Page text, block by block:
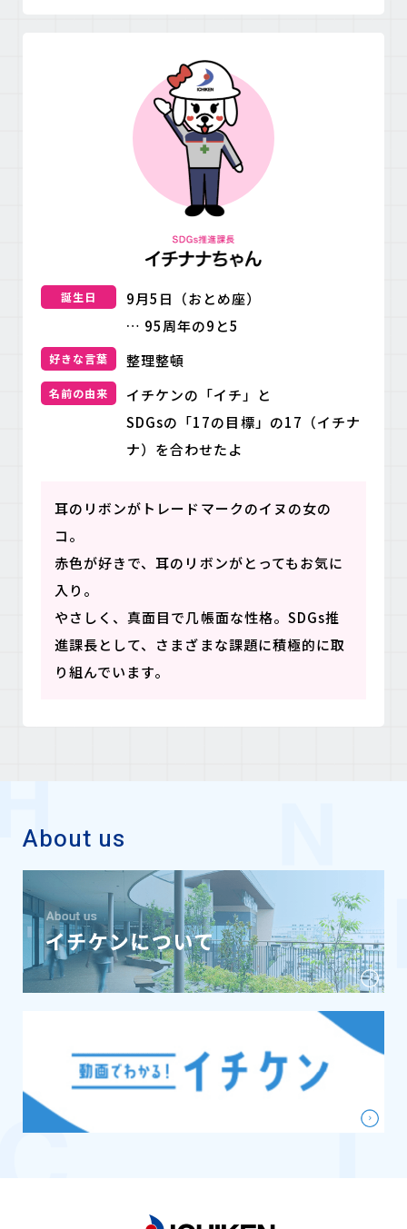
誕生日
9月5日（おとめ座）
… 95周年の9と5
好きな言葉 整理整頓
名前の由来
イチケンの「イチ」と
SDGsの「17の目標」の17（イチナ
ナ）を合わせたよ
耳のリボンがトレードマークのイヌの女の
コ。
赤色が好きで、耳のリボンがとってもお気に
入り。
やさしく、真面目で几帳面な性格。SDGs推
進課長として、さまざまな課題に積極的に取
り組んでいます。
About us